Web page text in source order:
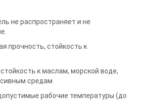
не распространяет и не
прочность, стойкость к
к маслам, морской воде,
средам.
рабочие температуры (до